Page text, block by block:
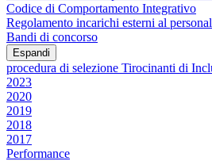
Codice di Comportamento Integrativo
Regolamento incarichi esterni al
Bandi di concorso
Espandi
procedura di selezione Tirocinanti di
2023
2020
2019
2018
2017
Performance